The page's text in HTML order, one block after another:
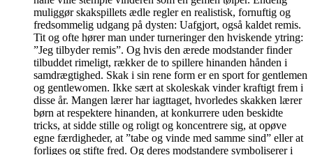
muliggør skakspillets ædle regler en realistisk, fornuftig og
fredsommelig udgang på dysten: Uafgjort, også kaldet remis.
Tit og ofte hører man under turneringer den hviskende ytring:
”Jeg tilbyder remis”. Og hvis den ærede modstander finder
tilbuddet rimeligt, rækker de to spillere hinanden hånden i
samdrægtighed. Skak i sin rene form er en sport for gentlemen
og gentlewomen. Ikke sært at skoleskak vinder kraftigt frem i
disse år. Mangen lærer har iagttaget, hvorledes skakken lærer
børn at respektere hinanden, at konkurrere uden beskidte
tricks, at sidde stille og roligt og koncentrere sig, at opøve
egne færdigheder, at ”tabe og vinde med samme sind” eller at
forliges og stifte fred. Og deres modstandere symboliserer i